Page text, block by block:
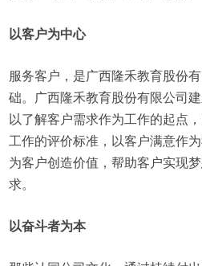
以客户为中心
服务客户，是广西隆禾教育股份
础。广西隆禾教育股份有限公司
以了解客户需求作为工作的起点
工作的评价标准，以客户满意作
为客户创造价值，帮助客户实现
求。
以奋斗者为本